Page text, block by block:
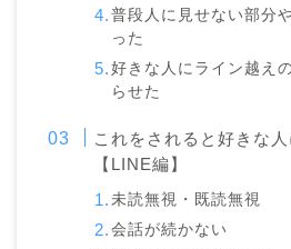
普段人に見せない部分
った
好きな人にライン越え
らせた
これをされると好きな
【LINE編】
未読無視・既読無視
会話が続かない